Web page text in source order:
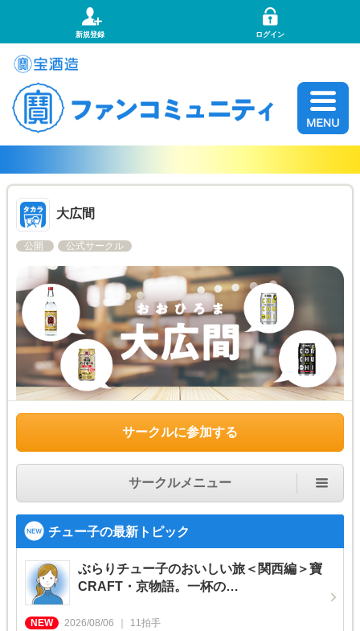
新規登録 ログイン
大広間
公開 公式サークル
サークルに参加する
サークルメニュー
チュー子の最新トピック
ぶらりチュー子のおいしい旅＜関西編＞寶
CRAFT・京物語。一杯の…
2026/08/06 11拍手